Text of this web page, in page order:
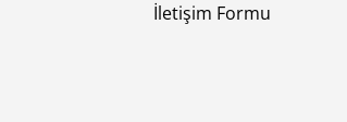
İletişim Formu